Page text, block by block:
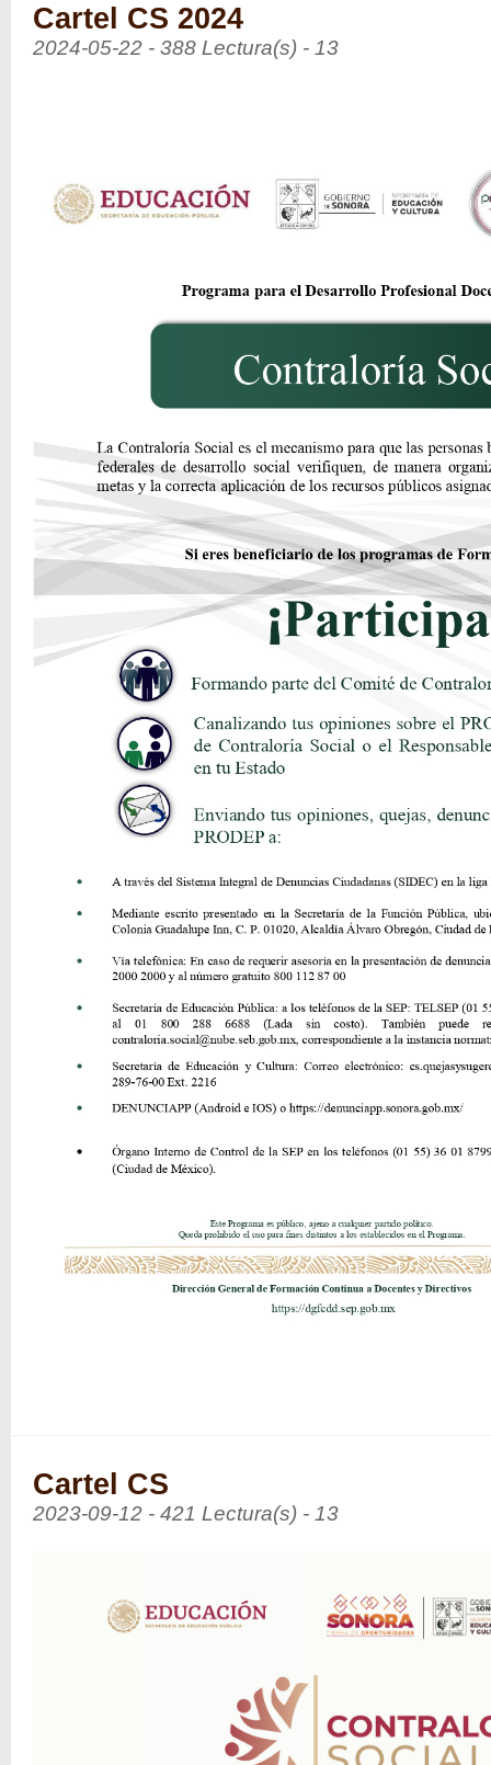
Cartel CS 2024
2024-05-22 - 388 Lectura(s) - 13
Cartel CS
2023-09-12 - 421 Lectura(s) - 13